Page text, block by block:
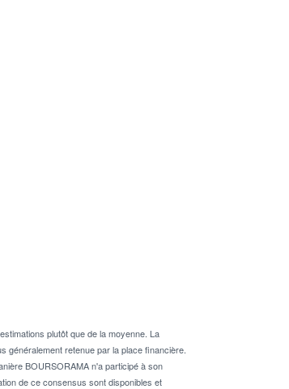
plutôt que de la moyenne. La
généralement retenue par la place financière.
BOURSORAMA n'a participé à son
de ce consensus sont disponibles et